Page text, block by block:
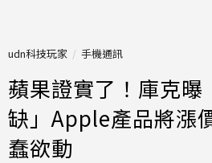
udn科技玩家 手機通訊
蘋果證實了！庫克曝
缺」Apple產品將漲
蠢欲動